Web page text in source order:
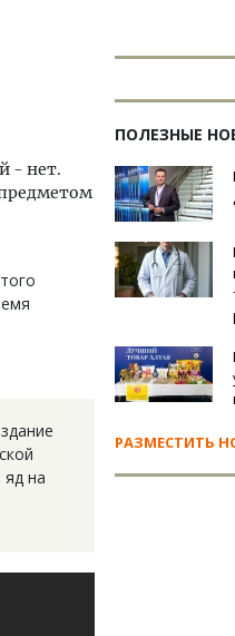
- нет.
яд на
ПОЛЕЗНЫЕ
РАЗМЕСТИТЬ